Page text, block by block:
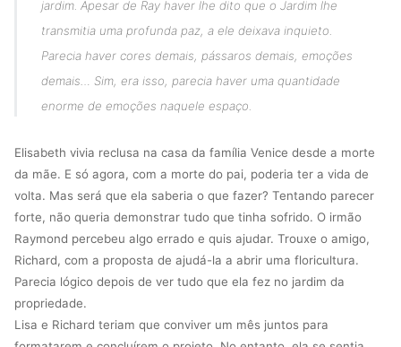
jardim. Apesar de Ray haver lhe dito que o Jardim lhe
transmitia uma profunda paz, a ele deixava inquieto.
Parecia haver cores demais, pássaros demais, emoções
demais… Sim, era isso, parecia haver uma quantidade
enorme de emoções naquele espaço.
Elisabeth vivia reclusa na casa da família Venice desde a morte
da mãe. E só agora, com a morte do pai, poderia ter a vida de
volta. Mas será que ela saberia o que fazer? Tentando parecer
forte, não queria demonstrar tudo que tinha sofrido. O irmão
Raymond percebeu algo errado e quis ajudar. Trouxe o amigo,
Richard, com a proposta de ajudá-la a abrir uma floricultura.
Parecia lógico depois de ver tudo que ela fez no jardim da
propriedade.
Lisa e Richard teriam que conviver um mês juntos para